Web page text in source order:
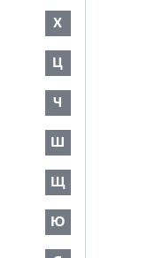
Х
Ц
Ч
Ш
Щ
Ю